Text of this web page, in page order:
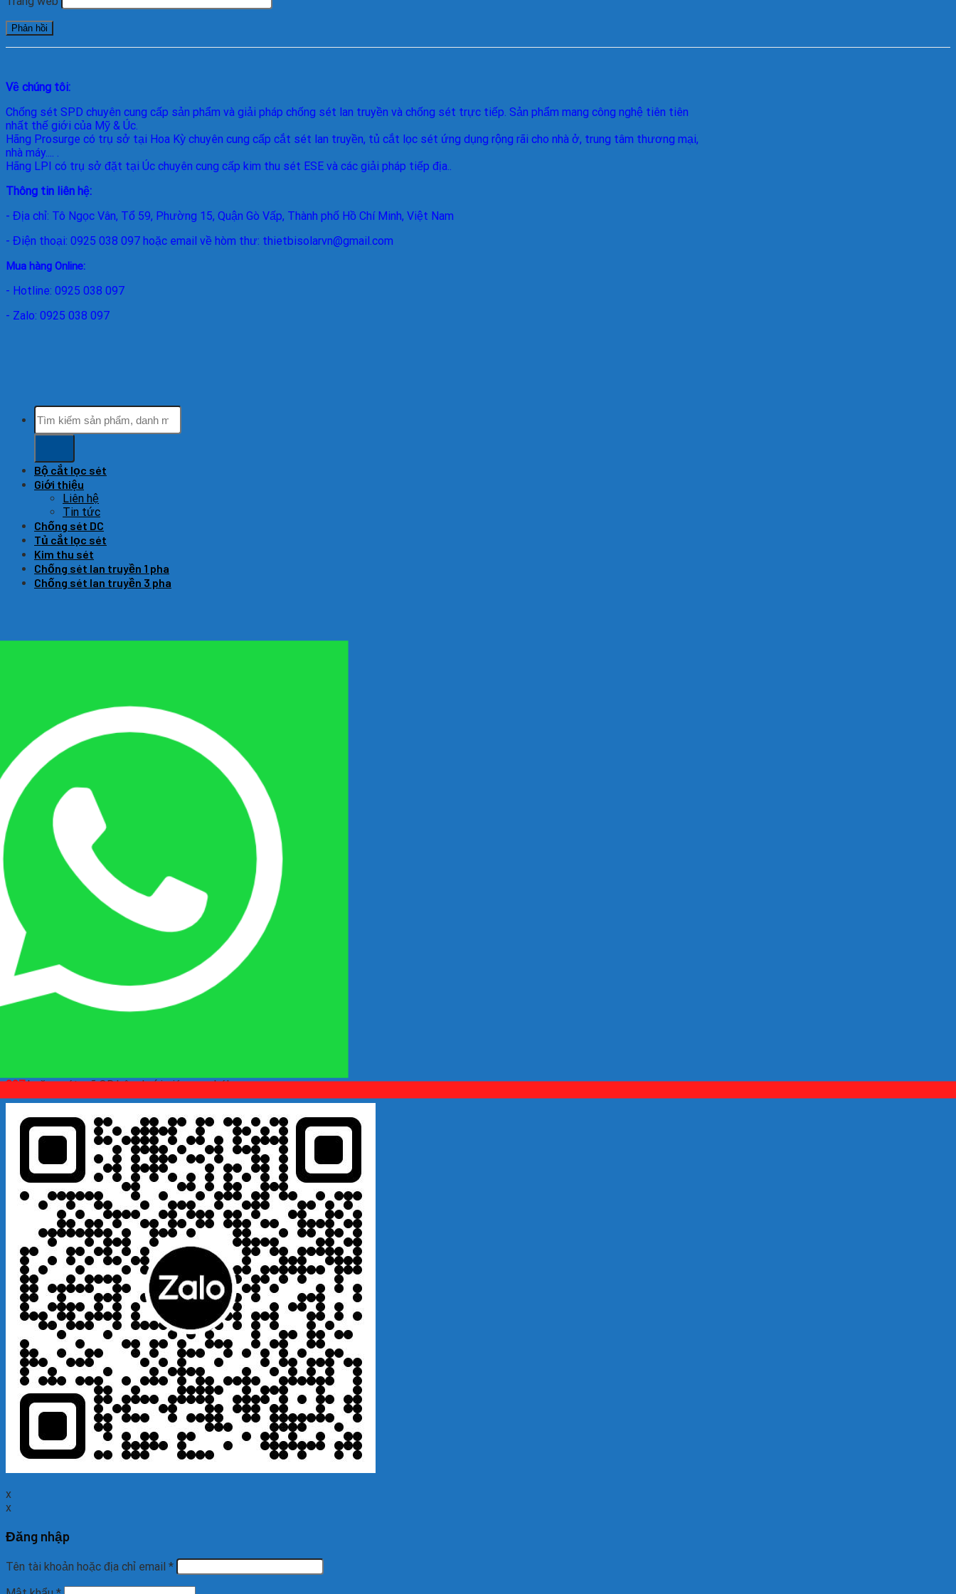
Về chúng tôi:
Chống sét SPD chuyên cung cấp sản phẩm và giải pháp chống sét lan truyền và chống sét trực tiếp. Sản phẩm mang công nghệ tiên tiên
nhất thế giới của Mỹ & Úc.
Hãng Prosurge có trụ sở tại Hoa Kỳ chuyên cung cấp cắt sét lan truyền, tủ cắt lọc sét ứng dụng rộng rãi cho nhà ở, trung tâm thương mại,
nhà máy.... .
Hãng LPI có trụ sở đặt tại Úc chuyên cung cấp kim thu sét ESE và các giải pháp tiếp địa..
Thông tin liên hệ:
- Địa chỉ: Tô Ngọc Vân, Tổ 59, Phường 15, Quận Gò Vấp, Thành phố Hồ Chí Minh, Việt Nam
- Điện thoại: 0925 038 097 hoặc email về hòm thư: thietbisolarvn@gmail.com
Mua hàng Online:
- Hotline: 0925 038 097
- Zalo: 0925 038 097
Tìm
kiếm:
Bộ cắt lọc sét
Giới thiệu
Liên hệ
Tin tức
Chống sét DC
Tủ cắt lọc sét
Kim thu sét
Chống sét lan truyền 1 pha
Chống sét lan truyền 3 pha
097hoặc quét mã QR bên dưới giúp em nhé!
x
x
Đăng nhập
Tên tài khoản hoặc địa chỉ email *